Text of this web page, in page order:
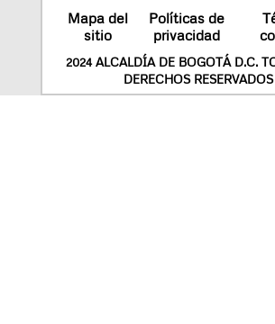
Mapa del
sitio
Políticas de
privacidad
2024 ALCALDÍA DE BOGOTÁ D.C.
DERECHOS RESERVADOS